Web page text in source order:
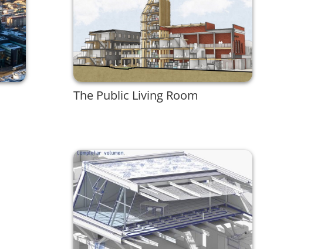
The Public Living Room